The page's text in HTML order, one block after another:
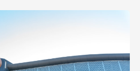
日）≫までにご入金の確認ができ
節物」や「予約商品」などの為、年
礼の品がございます。詳しくは各お
ご覧ください